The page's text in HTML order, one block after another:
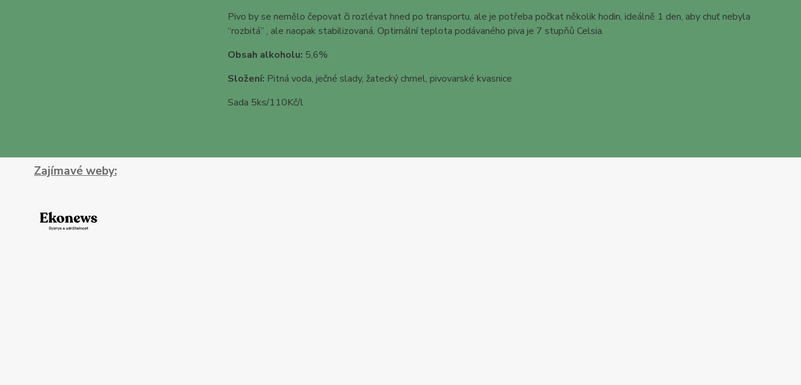
Pivo by se nemělo čepovat či rozlévat hned po transportu, ale je potřeba počkat několik hodin, ideálně 1 den, aby chuť nebyla
“rozbitá” , ale naopak stabilizovaná. Optimální teplota podávaného piva je 7 stupňů Celsia.
Obsah alkoholu: 5,6%
Složení: Pitná voda, ječné slady, žatecký chmel, pivovarské kvasnice
Sada 5ks/110Kč/l
Zajímavé weby: